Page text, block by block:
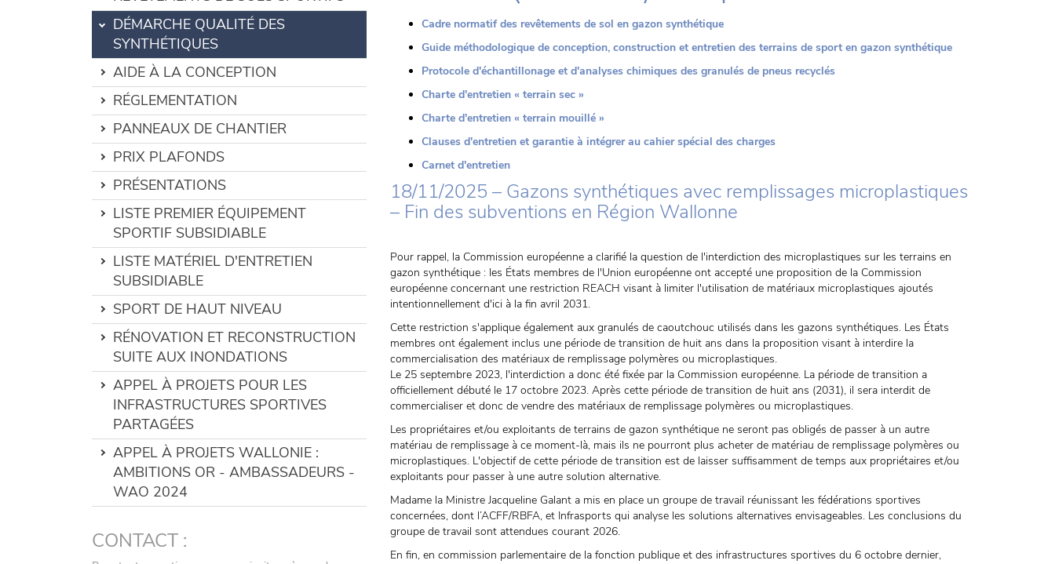
DÉMARCHE QUALITÉ DES
SYNTHÉTIQUES
AIDE À LA CONCEPTION
RÉGLEMENTATION
PANNEAUX DE CHANTIER
PRIX PLAFONDS
PRÉSENTATIONS
LISTE PREMIER ÉQUIPEMENT
SPORTIF SUBSIDIABLE
LISTE MATÉRIEL D'ENTRETIEN
SUBSIDIABLE
SPORT DE HAUT NIVEAU
RÉNOVATION ET RECONSTRUCTION
SUITE AUX INONDATIONS
APPEL À PROJETS POUR LES
INFRASTRUCTURES SPORTIVES
PARTAGÉES
APPEL À PROJETS WALLONIE :
AMBITIONS OR - AMBASSADEURS -
WAO 2024
CONTACT :
Cadre normatif des revêtements de sol en gazon synthétique
Guide méthodologique de conception, construction et entretien des terrains de sport en gazon synthétique
Protocole d'échantillonage et d'analyses chimiques des granulés de pneus recyclés
Charte d'entretien « terrain sec »
Charte d'entretien « terrain mouillé »
Clauses d'entretien et garantie à intégrer au cahier spécial des charges
Carnet d'entretien
18/11/2025 – Gazons synthétiques avec remplissages microplastiques
– Fin des subventions en Région Wallonne
Pour rappel, la Commission européenne a clarifié la question de l'interdiction des microplastiques sur les terrains en
gazon synthétique : les États membres de l'Union européenne ont accepté une proposition de la Commission
européenne concernant une restriction REACH visant à limiter l'utilisation de matériaux microplastiques ajoutés
intentionnellement d'ici à la fin avril 2031.
Cette restriction s'applique également aux granulés de caoutchouc utilisés dans les gazons synthétiques. Les États
membres ont également inclus une période de transition de huit ans dans la proposition visant à interdire la
commercialisation des matériaux de remplissage polymères ou microplastiques.
Le 25 septembre 2023, l'interdiction a donc été fixée par la Commission européenne. La période de transition a
officiellement débuté le 17 octobre 2023. Après cette période de transition de huit ans (2031), il sera interdit de
commercialiser et donc de vendre des matériaux de remplissage polymères ou microplastiques.
Les propriétaires et/ou exploitants de terrains de gazon synthétique ne seront pas obligés de passer à un autre
matériau de remplissage à ce moment-là, mais ils ne pourront plus acheter de matériau de remplissage polymères ou
microplastiques. L'objectif de cette période de transition est de laisser suffisamment de temps aux propriétaires et/ou
exploitants pour passer à une autre solution alternative.
Madame la Ministre Jacqueline Galant a mis en place un groupe de travail réunissant les fédérations sportives
concernées, dont l’ACFF/RBFA, et Infrasports qui analyse les solutions alternatives envisageables. Les conclusions du
groupe de travail sont attendues courant 2026.
En fin, en commission parlementaire de la fonction publique et des infrastructures sportives du 6 octobre dernier,